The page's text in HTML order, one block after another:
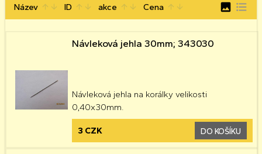
Název arrow_upward arrow_downward ID arrow_upward arrow_downward akce arrow_upward arrow_downward Cena arrow_upward arrow_downward image format_list_bulleted
Návleková jehla 30mm; 343030
Návleková jehla na korálky velikosti
0,40x30mm.
3 CZK DO KOŠÍKU